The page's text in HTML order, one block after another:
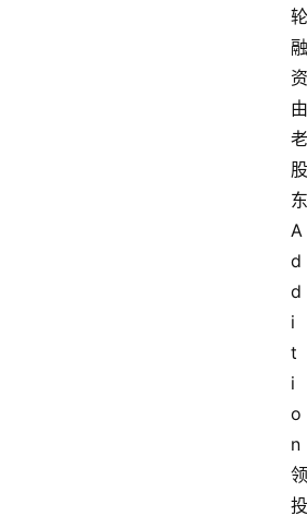
轮
融
资
由
老
股
东
A
d
d
i
t
i
o
n
领
投